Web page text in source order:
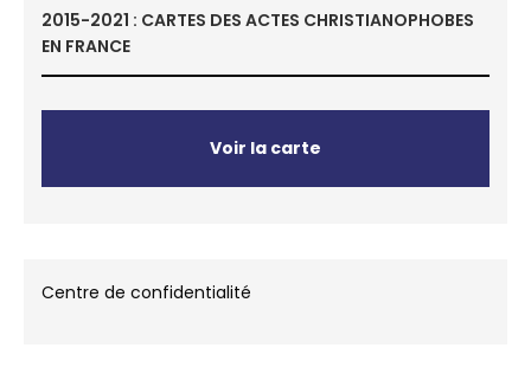
2015-2021 : CARTES DES ACTES CHRISTIANOPHOBES
EN FRANCE
Voir la carte
Centre de confidentialité